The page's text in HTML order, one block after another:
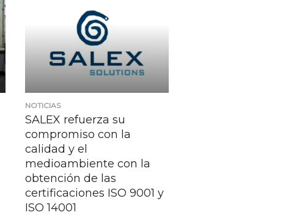
NOTICIAS
SALEX refuerza su
compromiso con la
calidad y el
medioambiente con la
obtención de las
certificaciones ISO 9001 y
ISO 14001